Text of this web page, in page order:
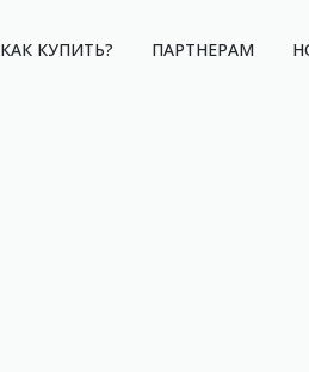
КАК КУПИТЬ? ПАРТНЕРАМ